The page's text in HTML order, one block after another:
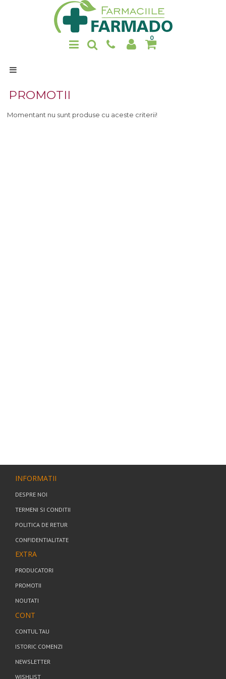
Promotii
0
PROMOTII
Momentant nu sunt produse cu aceste criterii!
INFORMATII
DESPRE NOI
TERMENI SI CONDITII
POLITICA DE RETUR
CONFIDENTIALITATE
EXTRA
PRODUCATORI
PROMOTII
NOUTATI
CONT
CONTUL TAU
ISTORIC COMENZI
NEWSLETTER
WISHLIST